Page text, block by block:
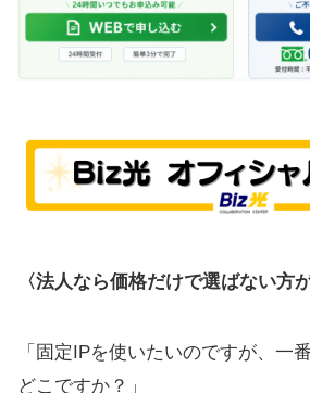
〈法人なら価格だけで選ばない方
「固定IPを使いたいのですが、一
どこですか？」